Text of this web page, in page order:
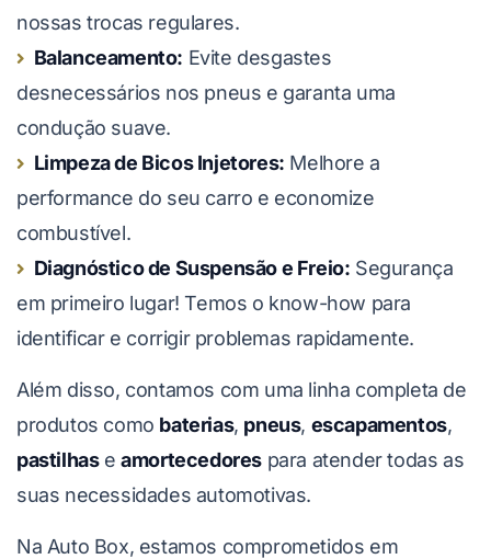
nossas trocas regulares.
Balanceamento: Evite desgastes
desnecessários nos pneus e garanta uma
condução suave.
Limpeza de Bicos Injetores: Melhore a
performance do seu carro e economize
combustível.
Diagnóstico de Suspensão e Freio: Segurança
em primeiro lugar! Temos o know-how para
identificar e corrigir problemas rapidamente.
Além disso, contamos com uma linha completa de
produtos como baterias, pneus, escapamentos,
pastilhaseamortecedores para atender todas as
suas necessidades automotivas.
Na Auto Box, estamos comprometidos em